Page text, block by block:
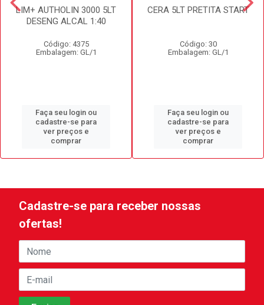
LIM+ AUTHOLIN 3000 5LT
DESENG ALCAL 1:40
Código: 4375
Embalagem: GL/1
Faça seu login ou
cadastre-se para
ver preços e
comprar
CERA 5LT PRETITA START
Código: 30
Embalagem: GL/1
Faça seu login ou
cadastre-se para
ver preços e
comprar
Cadastre-se para receber nossas
ofertas!